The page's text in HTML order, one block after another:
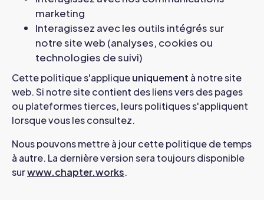
marketing
Interagissez avec les outils intégrés sur
notre site web (analyses, cookies ou
technologies de suivi)
Cette politique s'appliqueuniquement à notre site
web. Si notre site contient des liens vers des pages
ou plateformes tierces, leurs politiques s'appliquent
lorsque vous les consultez.
Nous pouvons mettre à jour cette politique de temps
à autre. La dernière version sera toujours disponible
surwww.chapter.works.